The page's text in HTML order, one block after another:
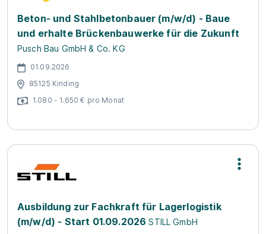
Beton- und Stahlbetonbauer (m/w/d) - Baue
und erhalte Brückenbauwerke für die Zukunft
Pusch Bau GmbH & Co. KG
01.09.2026
85125 Kinding
1.080 - 1.650 € pro Monat
Ausbildung zur Fachkraft für Lagerlogistik
(m/w/d) - Start 01.09.2026 STILL GmbH